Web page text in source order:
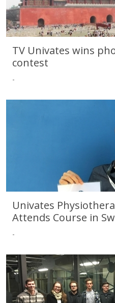
TV Univates wins photo and
TV Univates wins
contest
-
Univates Physiotherapy
Univates
Attends Course in
-